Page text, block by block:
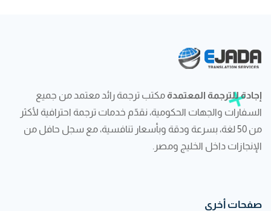
إجادة للترجمة المعتمدة مكتب ترجمة رائد معتمد من جميع
السفارات والجهات الحكومية، نقدّم خدمات ترجمة احترافية لأكثر
من 50 لغة، بسرعة ودقة وبأسعار تنافسية، مع سجل حافل من
الإنجازات داخل الخليج ومصر.
صفحات أخرى